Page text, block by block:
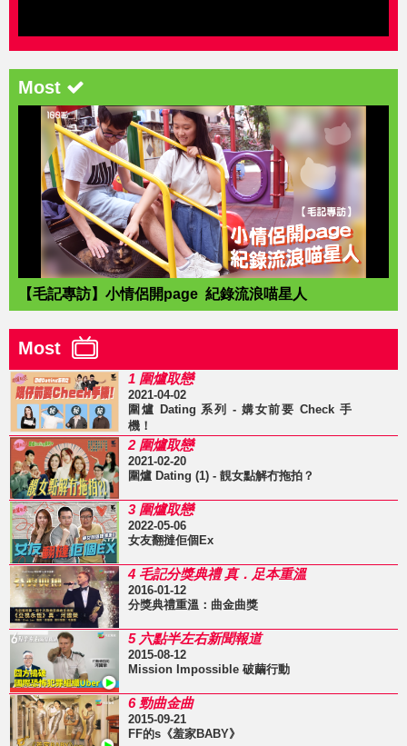
Most
【毛記專訪】小情侶開page 紀錄流浪喵星人
Most
1 圍爐取戀
2021-04-02
圍爐 Dating 系列 - 媾女前要 Check 手
機！
2 圍爐取戀
2021-02-20
圍爐 Dating (1) - 靚女點解冇拖拍？
3 圍爐取戀
2022-05-06
女友翻撻佢個Ex
4 毛記分獎典禮 真．足本重溫
2016-01-12
分獎典禮重溫：曲金曲獎
5 六點半左右新聞報道
2015-08-12
Mission Impossible 破繭行動
6 勁曲金曲
2015-09-21
FF的s《羞家BABY》